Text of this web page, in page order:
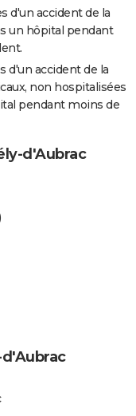
d'un accident de la
un hôpital pendant
d'un accident de la
non hospitalisées
pendant moins de
d'Aubrac
d'Aubrac